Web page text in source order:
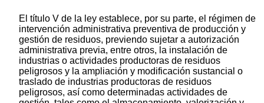
El título V de la ley establece, por su parte, el régimen de
intervención administrativa preventiva de producción y
gestión de residuos, previendo sujetar a autorización
administrativa previa, entre otros, la instalación de
industrias o actividades productoras de residuos
peligrosos y la ampliación y modificación sustancial o
traslado de industrias productoras de residuos
peligrosos, así como determinadas actividades de